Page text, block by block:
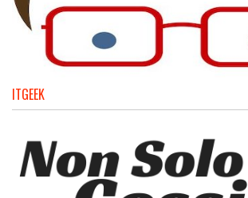
ITGEEK